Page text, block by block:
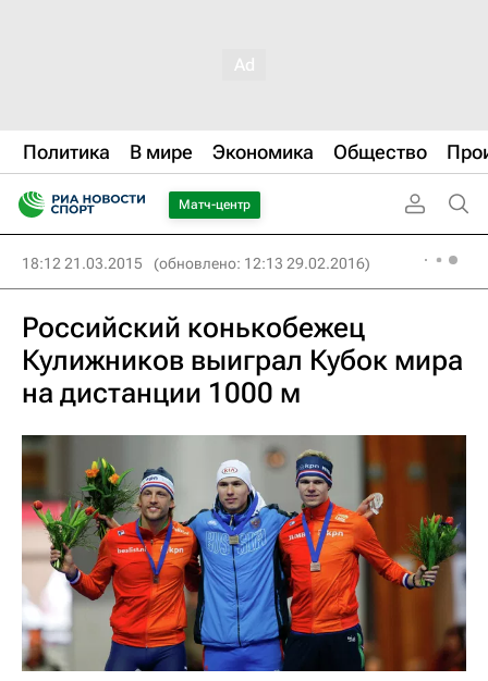
Политика В мире Экономика Общество
Матч-центр
18:12 21.03.2015 (обновлено: 12:13 29.02.2016)
Российский конькобежец
Кулижников выиграл Кубок мира
на дистанции 1000 м